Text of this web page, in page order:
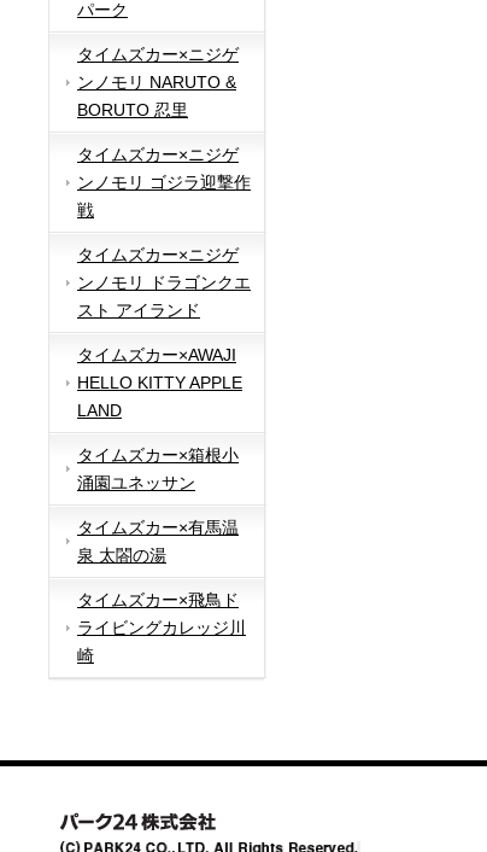
パーク
タイムズカー×ニジゲ
ンノモリ NARUTO &
BORUTO 忍里
タイムズカー×ニジゲ
ンノモリ ゴジラ迎撃作
戦
タイムズカー×ニジゲ
ンノモリ ドラゴンクエ
スト アイランド
タイムズカー×AWAJI
HELLO KITTY APPLE
LAND
タイムズカー×箱根小
涌園ユネッサン
タイムズカー×有馬温
泉 太閤の湯
タイムズカー×飛鳥ド
ライビングカレッジ川
崎